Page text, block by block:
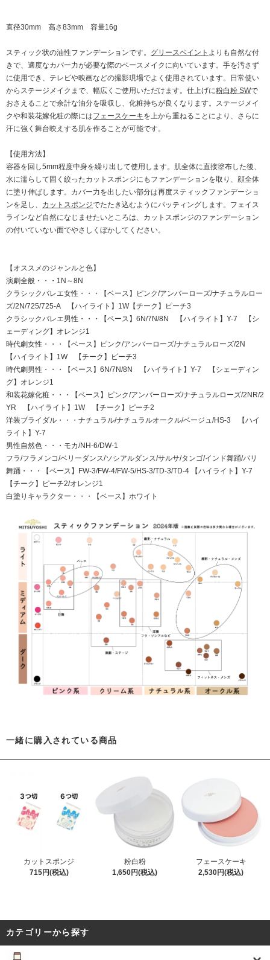
直径30mm 高さ83mm 容量16g
スティック状の油性ファンデーションです。 グリースペイント よりも自然な付
きで、適度なカバー力が必要な際のベースメイクに向いています。手を汚さず
に使用でき、テレビや映画などの撮影現場でよく使用されています。日常使い
からステージメイクまで、幅広くご使用いただけます。仕上げに粉白粉 SWで
おさえることで余計な油分を吸収し、化粧持ちが良くなります。ステージメイ
クや和装花嫁化粧の際にはフェースケーキを上から重ねることにより、さらに
汗に強く舞台映えする肌を作ることが可能です。
【使用方法】
容器を回し5mm程度中身を繰り出して使用します。肌全体に直接塗布した後、
水に濡らして固く絞ったカットスポンジにもファンデーションを取り、顔全体
に塗り伸ばします。カバー力を出したい部分は再度スティックファンデーショ
ンを足し、 カットスポンジでたたき込むようにパッティングします。フェイス
ラインなど自然になじませたいところは、カットスポンジのファンデーション
の付いていない面でやさしくぼかしてください。
【オススメのジャンルと色】
演劇全般・・・1N～8N
クラシックバレエ女性・・・【ベース】ピンク/アンバーローズ/ナチュラルロー
ズ/2N/725/725-A 【ハイライト】1W【チーク】ピーチ3
クラシックバレエ男性・・・【ベース】6N/7N/8N 【ハイライト】Y-7 【シ
ェーディング】オレンジ1
時代劇女性・・・【ベース】ピンク/アンバーローズ/ナチュラルローズ/2N
【ハイライト】1W 【チーク】ピーチ3
時代劇男性・・・【ベース】6N/7N/8N 【ハイライト】Y-7 【シェーディン
グ】オレンジ1
和装花嫁化粧・・・【ベース】ピンク/アンバーローズ/ナチュラルローズ/2NR/2
YR 【ハイライト】1W 【チーク】ピーチ2
洋装ブライダル・・・ナチュラル/ナチュラルオークル/ベージュ/HS-3 【ハイ
ライト】Y-7
男性自然色・・・モカ/NH-6/DW-1
フラ/フラメンコ/ベリーダンス/ソシアルダンス/サルサ/タンゴ/インド舞踊/バリ
舞踊・・・【ベース】FW-3/FW-4/FW-5/HS-3/TD-3/TD-4 【ハイライト】Y-7
【チーク】ピーチ2/オレンジ1
白塗りキャラクター・・・【ベース】ホワイト
一緒に購入されている商品
カットスポンジ
715円(税込)
粉白粉
1,650円(税込)
フェースケーキ
2,530円(税込)
カテゴリーから探す